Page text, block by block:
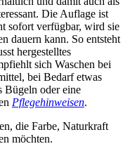
sofort verfügbar, wird sie
dauern kann. So entsteht
hergestelltes
sich Waschen bei
bei Bedarf etwas
Bügeln oder eine
Pflegehinweisen.
die Farbe, Naturkraft